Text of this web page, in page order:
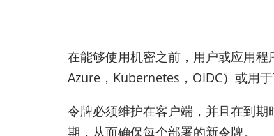
在能够使用机密之前，用户或应用程
Azure，Kubernetes，OIDC）或用
令牌必须维护在客户端，并且在到
期，从而确保每个部署的新令牌。